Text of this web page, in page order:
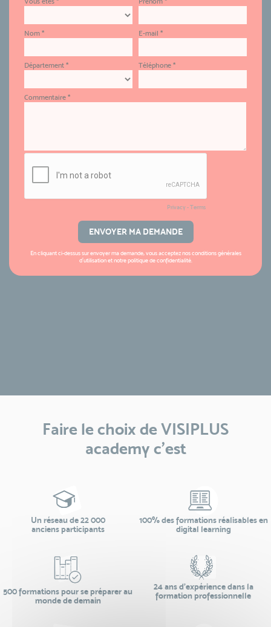
Faire le choix de VISIPLUS
academy c’est
Un réseau de 22 000
anciens participants
100% des formations réalisables en
digital learning
500 formations pour se préparer au
monde de demain
24 ans d'expérience dans la
formation professionnelle